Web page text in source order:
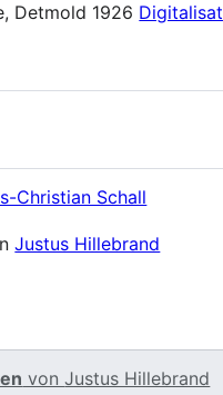
Detmold 1926 Digitalisat
Christian Schall
Justus Hillebrand
vonJustus Hillebrand